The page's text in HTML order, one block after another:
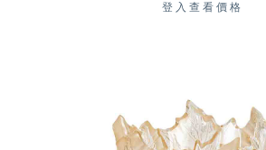
登入查看價格